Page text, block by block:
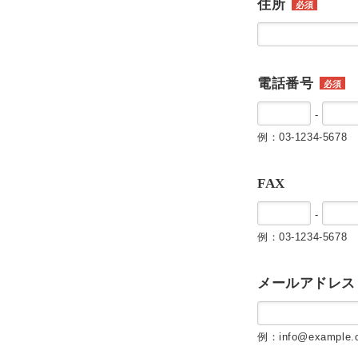
住所 必須
電話番号 必須
-
例：03-1234-5678
FAX
-
例：03-1234-5678
メールアドレス
例：